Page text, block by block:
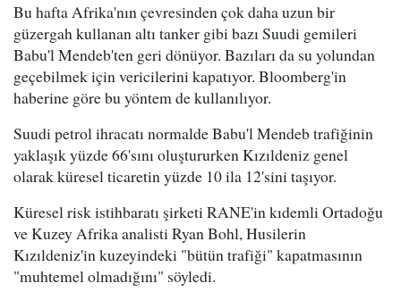
Bu hafta Afrika'nın çevresinden çok daha uzun bir
güzergah kullanan altı tanker gibi bazı Suudi gemileri
Babu'l Mendeb'ten geri dönüyor. Bazıları da su yolundan
geçebilmek için vericilerini kapatıyor. Bloomberg'in
haberine göre bu yöntem de kullanılıyor.
Suudi petrol ihracatı normalde Babu'l Mendeb trafiğinin
yaklaşık yüzde 66'sını oluştururken Kızıldeniz genel
olarak küresel ticaretin yüzde 10 ila 12'sini taşıyor.
Küresel risk istihbaratı şirketi RANE'in kıdemli Ortadoğu
ve Kuzey Afrika analisti Ryan Bohl, Husilerin
Kızıldeniz'in kuzeyindeki "bütün trafiği" kapatmasının
"muhtemel olmadığını" söyledi.